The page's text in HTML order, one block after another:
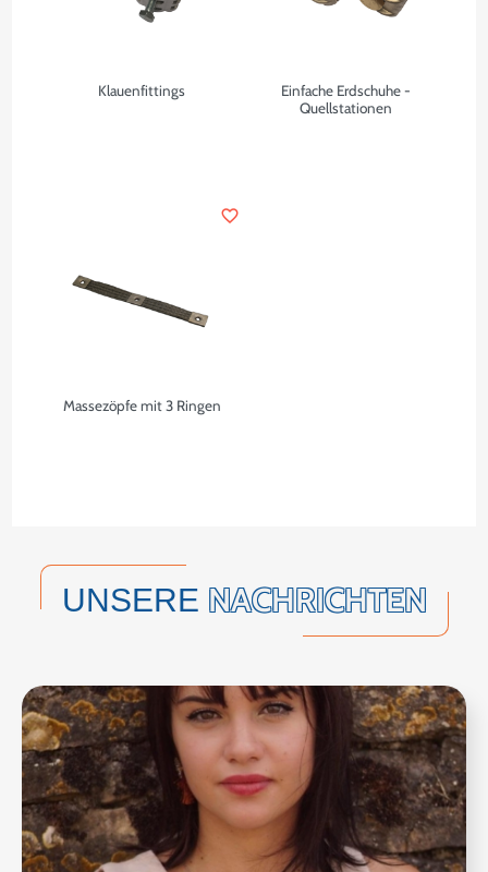
Klauenfittings
Einfache Erdschuhe -
Quellstationen
Massezöpfe mit 3 Ringen
favorite_border
UNSERE NACHRICHTEN